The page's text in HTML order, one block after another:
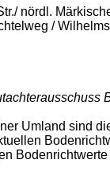
nördl.
/
Umland sind